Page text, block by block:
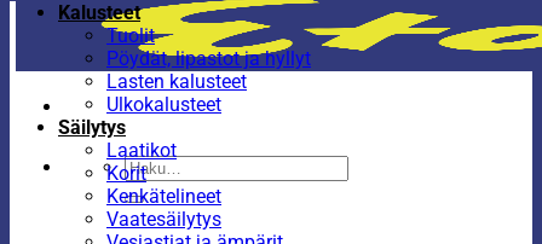
Etsi:
Kalusteet
Tuolit
Pöydät, lipastot ja hyllyt
Lasten kalusteet
Ulkokalusteet
Säilytys
Laatikot
Korit
Kenkätelineet
Vaatesäilytys